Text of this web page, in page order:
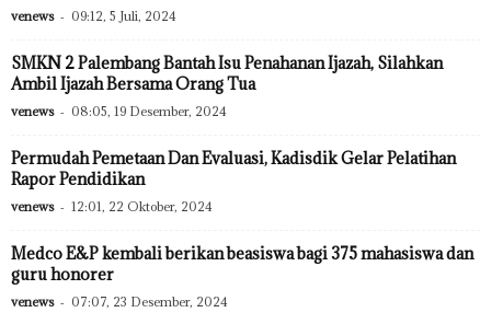
venews - 09:12, 5 Juli, 2024
SMKN 2 Palembang Bantah Isu Penahanan Ijazah, Silahkan
Ambil Ijazah Bersama Orang Tua
venews - 08:05, 19 Desember, 2024
Permudah Pemetaan Dan Evaluasi, Kadisdik Gelar Pelatihan
Rapor Pendidikan
venews - 12:01, 22 Oktober, 2024
Medco E&P kembali berikan beasiswa bagi 375 mahasiswa dan
guru honorer
venews - 07:07, 23 Desember, 2024